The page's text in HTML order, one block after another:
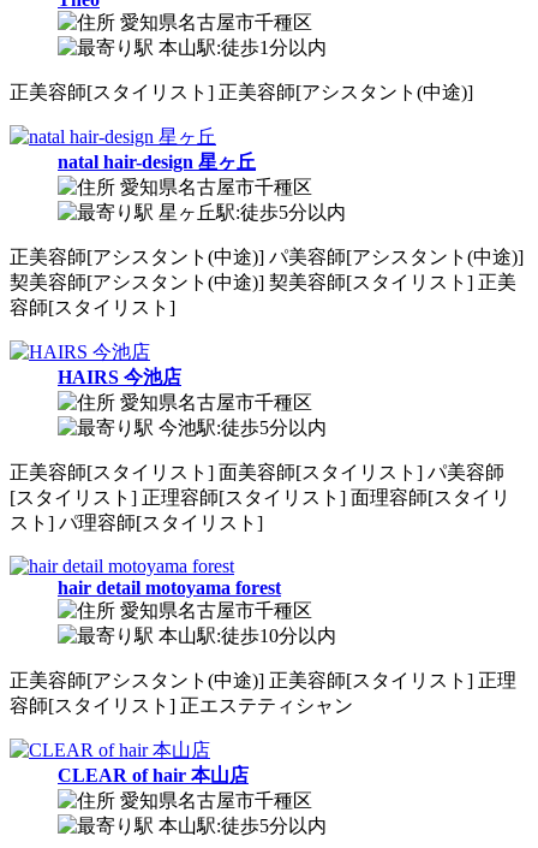
愛知県名古屋市千種区
本山駅:徒歩1分以内
正美容師[スタイリスト] 正美容師[アシスタント(中途)]
natal hair-design 星ヶ丘
愛知県名古屋市千種区
星ヶ丘駅:徒歩5分以内
正美容師[アシスタント(中途)] パ美容師[アシスタント(中途)]
契美容師[アシスタント(中途)] 契美容師[スタイリスト] 正美
容師[スタイリスト]
HAIRS 今池店
愛知県名古屋市千種区
今池駅:徒歩5分以内
正美容師[スタイリスト] 面美容師[スタイリスト] パ美容師
[スタイリスト] 正理容師[スタイリスト] 面理容師[スタイリ
スト] パ理容師[スタイリスト]
hair detail motoyama forest
愛知県名古屋市千種区
本山駅:徒歩10分以内
正美容師[アシスタント(中途)] 正美容師[スタイリスト] 正理
容師[スタイリスト] 正エステティシャン
CLEAR of hair 本山店
愛知県名古屋市千種区
本山駅:徒歩5分以内